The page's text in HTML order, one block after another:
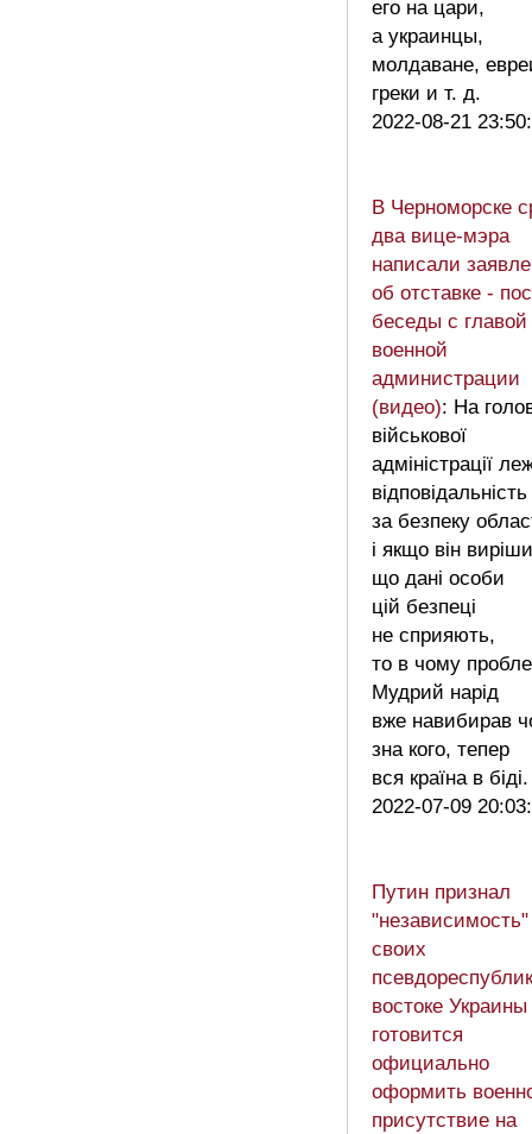
его на цари,
а украинцы,
молдаване,
греки и т. д.
2022-08-21
В Черноморске
два вице-мэра
написали
об отставке -
беседы с главой
военной
администрации
(видео): На
військової
адміністрації
відповідальність
за безпеку
і якщо він
що дані особи
цій безпеці
не сприяють,
то в чому
Мудрий нарід
вже навибирав
зна кого, тепер
вся країна в
2022-07-09
Путин признал
"независимость"
своих
востоке
готовится
официально
оформить
присутствие на